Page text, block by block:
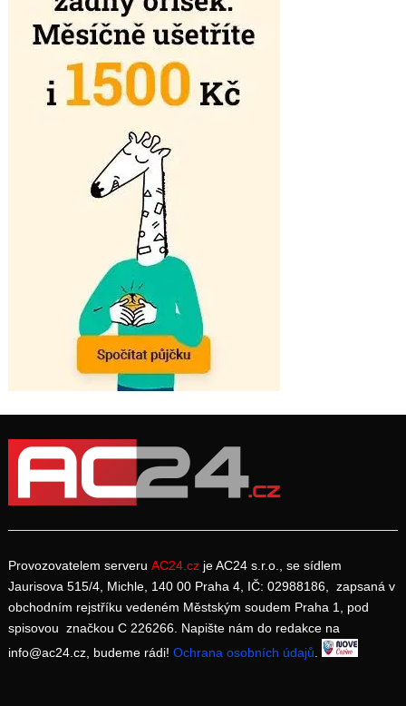
Provozovatelem serveru AC24.cz je AC24 s.r.o., se sídlem
Jaurisova 515/4, Michle, 140 00 Praha 4, IČ: 02988186, zapsaná v
obchodním rejstříku vedeném Městským soudem Praha 1, pod
spisovou značkou C 226266. Napište nám do redakce na
info@ac24.cz, budeme rádi! Ochrana osobních údajů